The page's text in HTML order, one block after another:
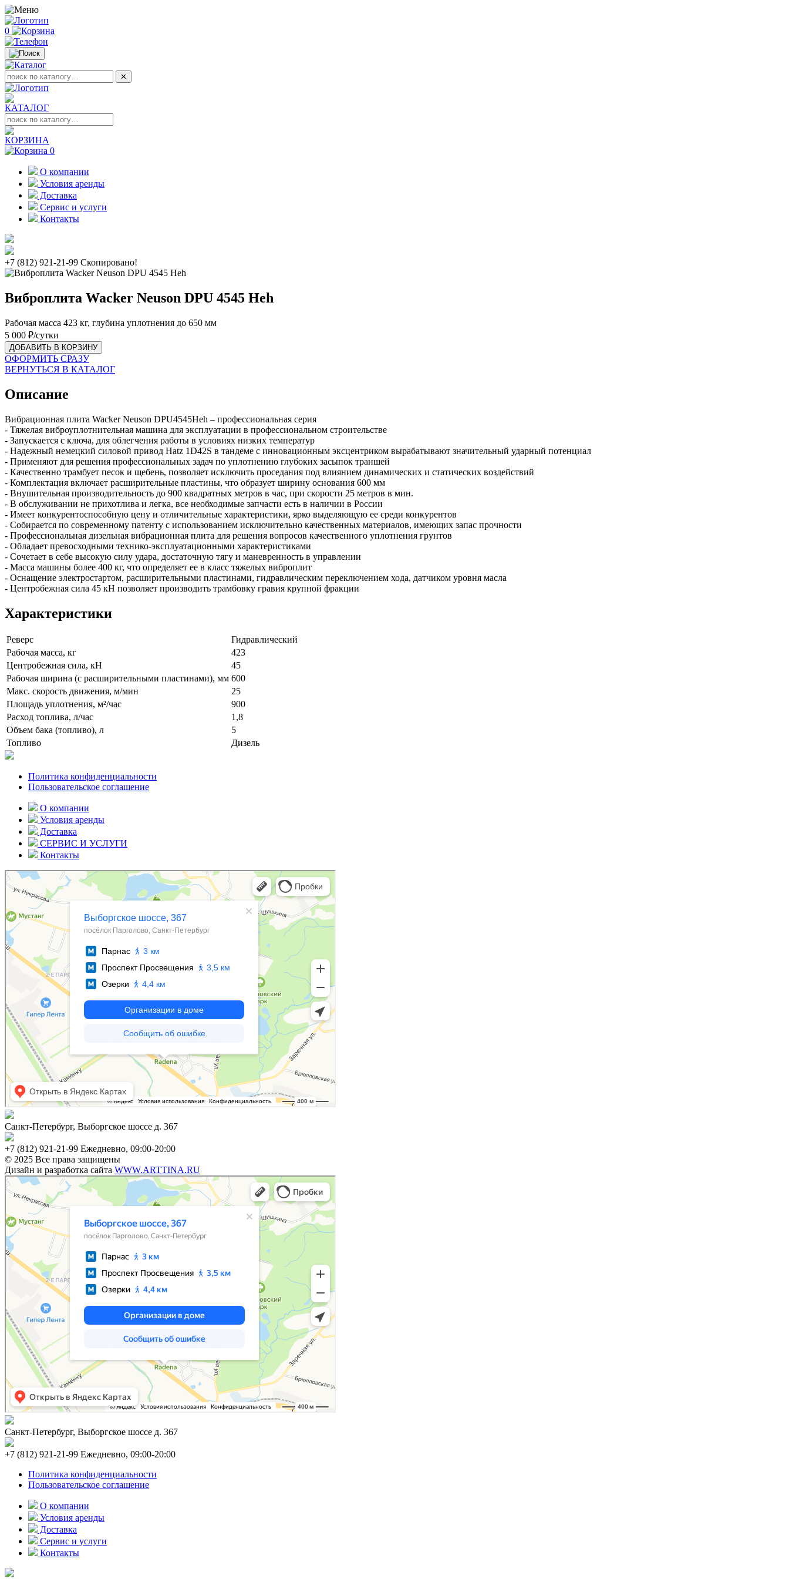
0
✕
КАТАЛОГ
КОРЗИНА
0
О компании
Условия аренды
Доставка
Сервис и услуги
Контакты
+7 (812) 921-21-99 Скопировано!
Виброплита Wacker Neuson DPU 4545 Heh
Рабочая масса 423 кг, глубина уплотнения до 650 мм
5 000 ₽/сутки
ДОБАВИТЬ В КОРЗИНУ
ОФОРМИТЬ СРАЗУ
ВЕРНУТЬСЯ В КАТАЛОГ
Описание
Вибрационная плита Wacker Neuson DPU4545Heh – профессиональная серия
- Тяжелая виброуплотнительная машина для эксплуатации в профессиональном строительстве
- Запускается с ключа, для облегчения работы в условиях низких температур
- Надежный немецкий силовой привод Hatz 1D42S в тандеме с инновационным эксцентриком вырабатывают значительный ударный потенциал
- Применяют для решения профессиональных задач по уплотнению глубоких засыпок траншей
- Качественно трамбует песок и щебень, позволяет исключить проседания под влиянием динамических и статических воздействий
- Комплектация включает расширительные пластины, что образует ширину основания 600 мм
- Внушительная производительность до 900 квадратных метров в час, при скорости 25 метров в мин.
- В обслуживании не прихотлива и легка, все необходимые запчасти есть в наличии в России
- Имеет конкурентоспособную цену и отличительные характеристики, ярко выделяющую ее среди конкурентов
- Собирается по современному патенту с использованием исключительно качественных материалов, имеющих запас прочности
- Профессиональная дизельная вибрационная плита для решения вопросов качественного уплотнения грунтов
- Обладает превосходными технико-эксплуатационными характеристиками
- Сочетает в себе высокую силу удара, достаточную тягу и маневренность в управлении
- Масса машины более 400 кг, что определяет ее в класс тяжелых виброплит
- Оснащение электростартом, расширительными пластинами, гидравлическим переключением хода, датчиком уровня масла
- Центробежная сила 45 кН позволяет производить трамбовку гравия крупной фракции
Характеристики
Реверс
Гидравлический
Рабочая масса, кг
423
Центробежная сила, кН
45
Рабочая ширина (с расширительными пластинами), мм 600
Макс. скорость движения, м/мин
25
Площадь уплотнения, м²/час
900
Расход топлива, л/час
1,8
Объем бака (топливо), л
5
Топливо
Дизель
Политика конфиденциальности
Пользовательское соглашение
О компании
Условия аренды
Доставка
СЕРВИС И УСЛУГИ
Контакты
Санкт-Петербург, Выборгское шоссе д. 367
+7 (812) 921-21-99 Ежедневно, 09:00-20:00
© 2025 Все права защищены
Дизайн и разработка сайта WWW.ARTTINA.RU
Санкт-Петербург, Выборгское шоссе д. 367
+7 (812) 921-21-99 Ежедневно, 09:00-20:00
Политика конфиденциальности
Пользовательское соглашение
О компании
Условия аренды
Доставка
Сервис и услуги
Контакты